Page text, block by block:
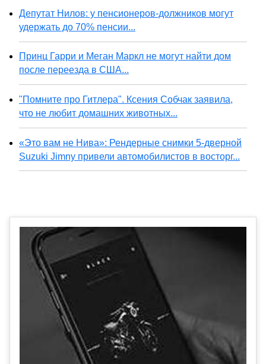
Депутат Нилов: у пенсионеров-должников могут
удержать до 70% пенсии...
Принц Гарри и Меган Маркл не могут найти дом
после переезда в США...
"Помните про Гитлера". Ксения Собчак заявила,
что не любит домашних животных...
«Это вам не Нива»: Рендерные снимки 5-дверной
Suzuki Jimny привели автомобилистов в восторг...